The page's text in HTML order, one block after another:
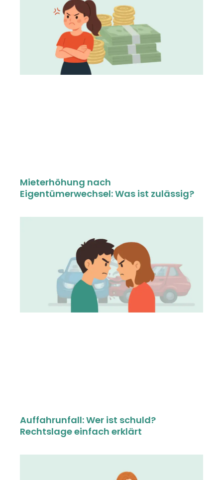
Mieterhöhung nach
Eigentümerwechsel: Was ist zulässig?
Auffahrunfall: Wer ist schuld?
Rechtslage einfach erklärt